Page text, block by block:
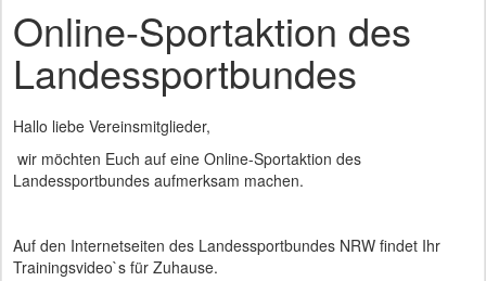
Online-Sportaktion des
Landessportbundes
Hallo liebe Vereinsmitglieder,
wir möchten Euch auf eine Online-Sportaktion des
Landessportbundes aufmerksam machen.
Auf den Internetseiten des Landessportbundes NRW findet Ihr
Trainingsvideo`s für Zuhause.